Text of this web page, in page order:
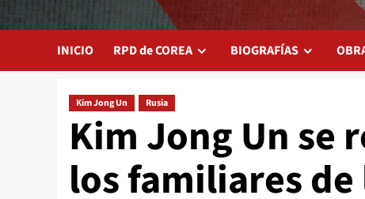
INICIO RPD de COREA BIOGRAFÍAS
Kim Jong Un Rusia
Kim Jong Un se
los familiares